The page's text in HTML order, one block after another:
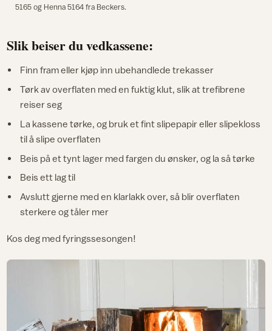
5165 og Henna 5164 fra Beckers.
Slik beiser du vedkassene:
Finn fram eller kjøp inn ubehandlede trekasser
Tørk av overflaten med en fuktig klut, slik at trefibrene
reiser seg
La kassene tørke, og bruk et fint slipepapir eller slipekloss
til å slipe overflaten
Beis på et tynt lager med fargen du ønsker, og la så tørke
Beis ett lag til
Avslutt gjerne med en klarlakk over, så blir overflaten
sterkere og tåler mer
Kos deg med fyringssesongen!